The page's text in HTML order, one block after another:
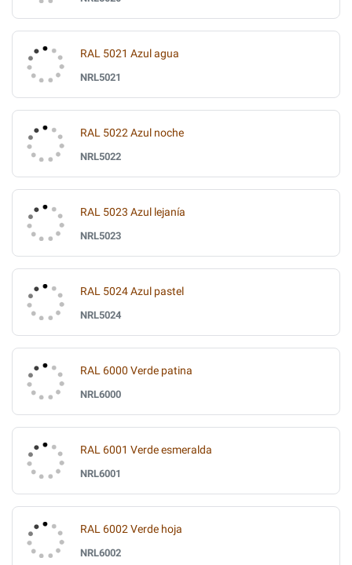
RAL 5021 Azul agua
NRL5021
RAL 5022 Azul noche
NRL5022
RAL 5023 Azul lejanía
NRL5023
RAL 5024 Azul pastel
NRL5024
RAL 6000 Verde patina
NRL6000
RAL 6001 Verde esmeralda
NRL6001
RAL 6002 Verde hoja
NRL6002